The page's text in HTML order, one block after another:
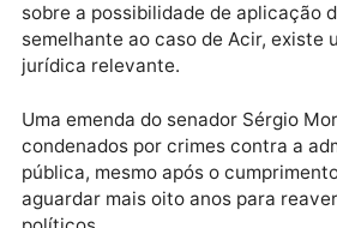
Ainda assim, a manifestação
significativo para o ex-senador,
Rondônia.
Outro nome que ainda
do ex-governador Ivo Cassol.